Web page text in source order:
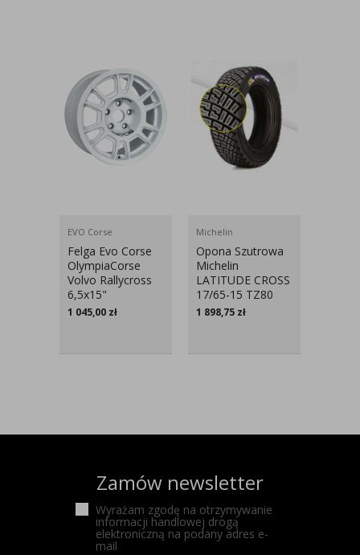
EVO Corse
Felga Evo Corse
OlympiaCorse
Volvo Rallycross
6,5x15"
1 045,00 zł
Michelin
Opona Szutrowa
Michelin
LATITUDE CROSS
17/65-15 TZ80
Lewa
1 898,75 zł
Zamów newsletter
Wyrażam zgodę na otrzymywanie
informacji handlowej drogą
elektroniczną na podany adres e-
mail